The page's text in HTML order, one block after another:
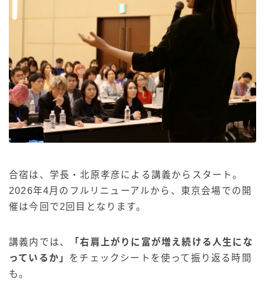
合宿は、学長・北原孝彦による講義からスタート。
2026年4月のフルリニューアルから、東京会場での開
催は今回で2回目となります。
講義内では、
「右肩上がりに富が増え続ける人生にな
っているか」 をチェックシートを使って振り返る時間
も。